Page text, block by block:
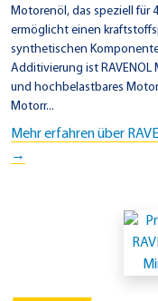
Motorenöl, das speziell für
ermöglicht einen
synthetischen
Additivierung ist RAVENOL
und hochbelastbares
Motorr...
Mehr erfahren über
→